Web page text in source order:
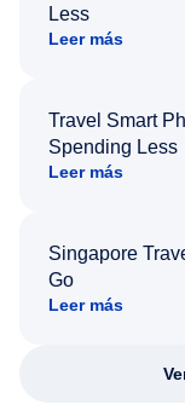
Less
Leer más
Travel Smart
Spending Less
Leer más
Singapore
Go
Leer más